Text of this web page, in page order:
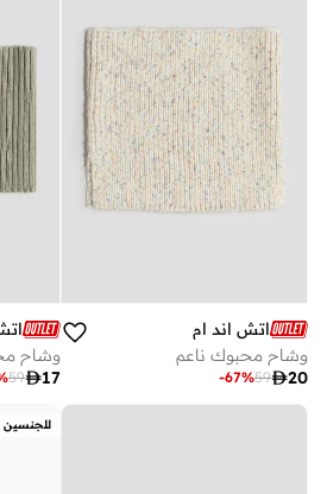
اتش اند ام
وشاح محبوك ناعم
20
59
-67%
وشاح
17
59
للجنسين